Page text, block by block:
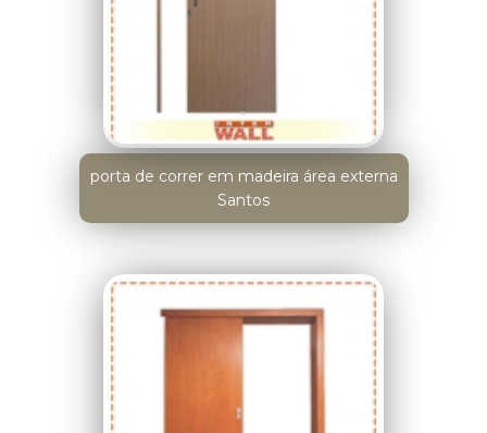
porta de correr em madeira área externa
Santos